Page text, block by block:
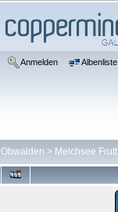
Anmelden Albenliste
Obwalden > Melchsee Frutt